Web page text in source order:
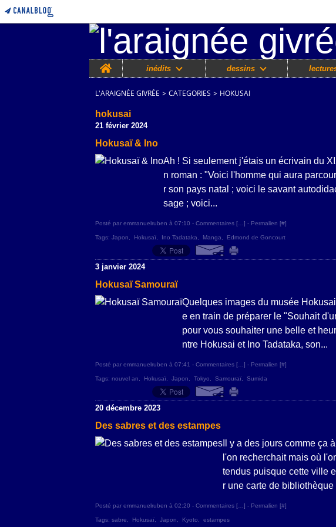
Home
inédits dessins
L'ARAIGNÉE GIVRÉE > CATEGORIES > HOKUSAI
hokusai
21 février 2024
Hokusaï & Ino
Ah ! Si seulement j'étais un écrivain du
n roman : "Voici l'homme qui aura
r son pays natal ; voici le savant
sage ; voici...
Posté par emmanuelruben à 07:10 - Commentaires [ ] - Permalien [#]
Tags: Japon Hokusaï Ino Tadataka Manga Edmond de Goncourt
3 janvier 2024
Hokusaï Samouraï
Quelques images du musée
e en train de préparer le "Souhait
pour vous souhaiter une belle et
ntre Hokusai et Ino Tadataka, son...
Posté par emmanuelruben à 07:41 - Commentaires [ ] - Permalien [#]
Tags: nouvel an Hokusaï Japon Tokyo Samouraï Sumida
20 décembre 2023
Des sabres et des estampes
Il y a des jours comme ça
l'on recherchait mais où
tendus puisque cette ville
r une carte de
Posté par emmanuelruben à 02:20 - Commentaires [ ] - Permalien [#]
Tags: sabre Hokusaï Japon Kyoto estampes